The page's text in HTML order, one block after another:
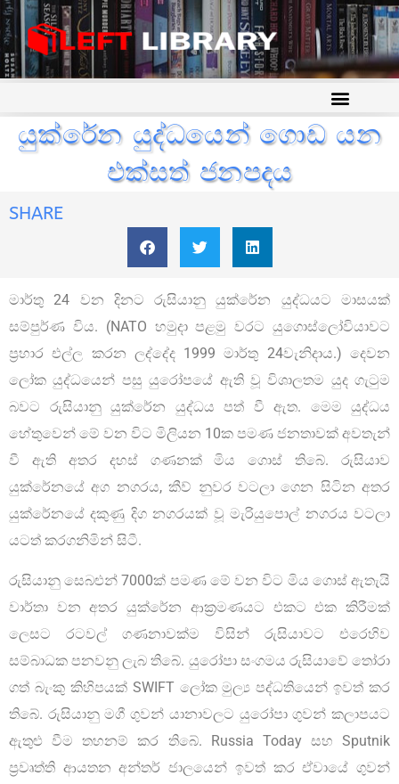
යුක්රේන යුද්ධයෙන් ගොඩ යන
එක්සත් ජනපදය
SHARE
මාර්තු 24 වන දිනට රුසියානු යුක්රේන යුද්ධයට මාසයක්
සම්පුර්ණ විය. (NATO හමුදා පළමු වරට යුගොස්ලෝවියාවට
ප්‍රහාර එල්ල කරන ලද්දේද 1999 මාර්තු 24වැනිදාය.) දෙවන
ලෝක යුද්ධයෙන් පසු යුරෝපයේ ඇති වූ විශාලතම යුද ගැටුම
බවට රුසියානු යුක්රේන යුද්ධය පත් වී ඇත. මෙම යුද්ධය
හේතුවෙන් මේ වන විට මිලියන 10ක පමණ ජනතාවක් අවතැන්
වී ඇති අතර දහස් ගණනක් මිය ගොස් තිබේ. රුසියාව
යුක්රේනයේ අග නගරය, කීව් නුවර වටලා ගෙන සිටින අතර
යුක්රේනයේ දකුණු දිග නගරයක් වූ මැරියුපොල් නගරය වටලා
යටත් කරගනිමින් සිටී.
රුසියානු සෙබළුන් 7000ක් පමණ මේ වන විට මිය ගොස් ඇතැයි
වාර්තා වන අතර යුක්රේන ආක්‍රමණයට එකට එක කිරීමක්
ලෙසට රටවල් ගණනාවක්ම විසින් රුසියාවට එරෙහිව
සම්බාධක පනවනු ලැබ තිබේ. යුරෝපා සංගමය රුසියාවේ තෝරා
ගත් බැංකු කිහිපයක් SWIFT ලෝක මුල්‍ය පද්ධතියෙන් ඉවත් කර
තිබේ. රුසියානු මගී ගුවන් යානාවලට යුරෝපා ගුවන් කලාපයට
ඇතුළු වීම තහනම් කර තිබේ. Russia Today සහ Sputnik
ප්‍රවෘත්ති ආයතන අන්තර් ජාලයෙන් ඉවත් කර ඒවායේ ගුවන්